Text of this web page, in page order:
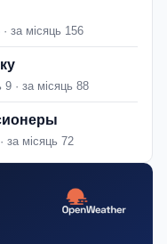
за місяць 156
9 · за місяць 88
за місяць 72